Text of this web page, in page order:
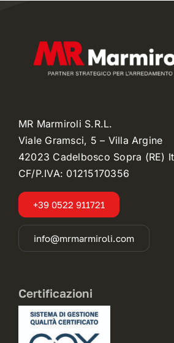
MR Marmiroli S.R.L.
Viale Gramsci, 5 – Villa Argine
42023 Cadelbosco Sopra (RE)
CF/P.IVA: 01215170356
+39 0522 911721
info@mrmarmiroli.com
Certificazioni